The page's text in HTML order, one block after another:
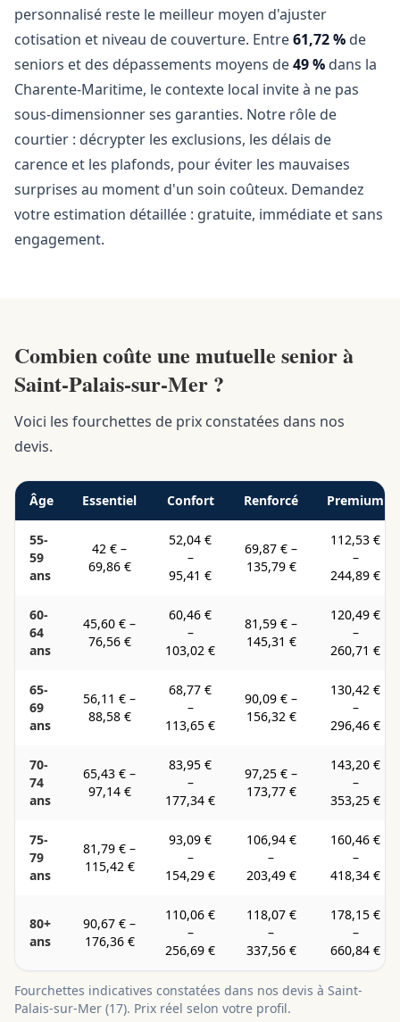
personnalisé reste le meilleur moyen d'ajuster
cotisation et niveau de couverture. Entre61,72 % de
seniors et des dépassements moyens de49 % dans la
Charente-Maritime, le contexte local invite à ne pas
sous-dimensionner ses garanties. Notre rôle de
courtier : décrypter les exclusions, les délais de
carence et les plafonds, pour éviter les mauvaises
surprises au moment d'un soin coûteux. Demandez
votre estimation détaillée : gratuite, immédiate et sans
engagement.
Combien coûte une mutuelle senior à
Saint-Palais-sur-Mer ?
Voici les fourchettes de prix constatées dans nos
devis.
Âge Essentiel Confort Renforcé Premium
55-
59
ans
42 € –
69,86 €
52,04 €
–
95,41 €
69,87 € –
135,79 €
112,53 €
–
244,89 €
60-
64
ans
45,60 € –
76,56 €
60,46 €
–
103,02 €
81,59 € –
145,31 €
120,49 €
–
260,71 €
65-
69
ans
56,11 € –
88,58 €
68,77 €
–
113,65 €
90,09 € –
156,32 €
130,42 €
–
296,46 €
70-
74
ans
65,43 € –
97,14 €
83,95 €
–
177,34 €
97,25 € –
173,77 €
143,20 €
–
353,25 €
75-
79
ans
81,79 € –
115,42 €
93,09 €
–
154,29 €
106,94 €
–
203,49 €
160,46 €
–
418,34 €
80+
ans
90,67 € –
176,36 €
110,06 €
–
256,69 €
118,07 €
–
337,56 €
178,15 €
–
660,84 €
Fourchettes indicatives constatées dans nos devis à Saint-
Palais-sur-Mer (17). Prix réel selon votre profil.